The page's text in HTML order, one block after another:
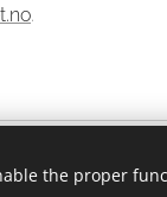
.
forbeholdt
the proper